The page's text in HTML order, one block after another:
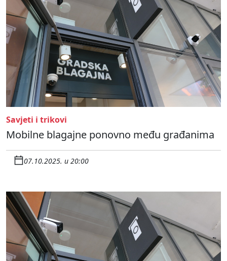
Savjeti i trikovi
Mobilne blagajne ponovno među građanima
07.10.2025. u 20:00